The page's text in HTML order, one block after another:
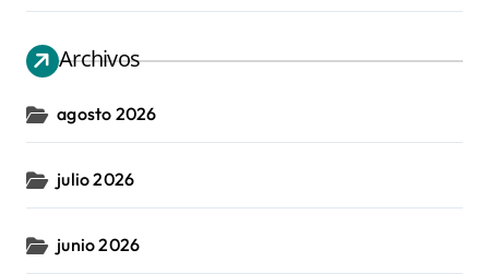
Archivos
agosto 2026
julio 2026
junio 2026